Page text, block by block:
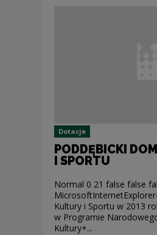
Dotacje
PODDĘBICKI
I SPORTU
Normal 0 21 false false
Kultury i Sportu w 2013
w Programie
Kultury+...